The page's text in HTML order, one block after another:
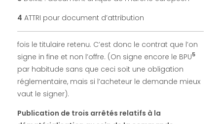
t
i
o
n
4 ATTRI pour document d’attribution
fois le titulaire retenu. C’est donc le contrat que l’on
signe in fine et non l’offre. (On signe encore le BPU5
par habitude sans que ceci soit une obligation
réglementaire, mais si l’acheteur le demande mieux
vaut le signer).
Publication de trois arrêtés relatifs à la